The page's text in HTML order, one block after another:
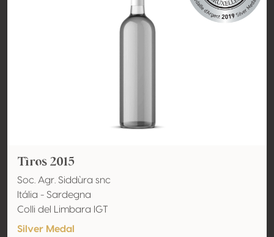
Tìros 2015
Soc. Agr. Siddùra snc
Itália - Sardegna
Colli del Limbara IGT
Silver Medal